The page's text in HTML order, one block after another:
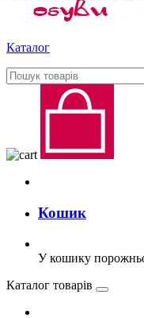
Каталог
Кошик
У кошику
Каталог товарів